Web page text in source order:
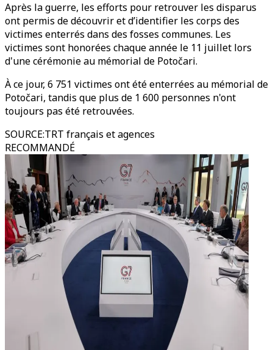
Après la guerre, les efforts pour retrouver les disparus
ont permis de découvrir et d’identifier les corps des
victimes enterrés dans des fosses communes. Les
victimes sont honorées chaque année le 11 juillet lors
d'une cérémonie au mémorial de Potočari.
À ce jour, 6 751 victimes ont été enterrées au mémorial de
Potočari, tandis que plus de 1 600 personnes n'ont
toujours pas été retrouvées.
SOURCE:TRT français et agences
RECOMMANDÉ